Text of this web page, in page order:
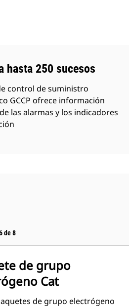
hasta 250 sucesos
control de suministro
GCCP ofrece información
las alarmas y los indicadores
de 8
de grupo
Cat
de grupo electrógeno